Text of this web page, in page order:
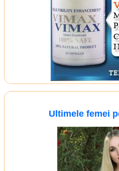
Ultimele femei